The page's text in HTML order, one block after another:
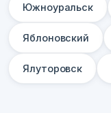
Южноуральск
Яблоновский
Ялуторовск